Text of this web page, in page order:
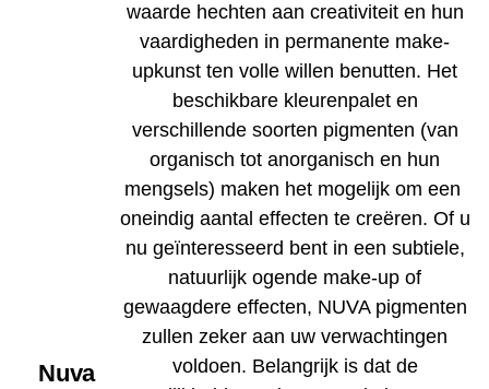
Nuva
waarde hechten aan creativiteit en hun
vaardigheden in permanente make-
upkunst ten volle willen benutten. Het
beschikbare kleurenpalet en
verschillende soorten pigmenten (van
organisch tot anorganisch en hun
mengsels) maken het mogelijk om een ​​
oneindig aantal effecten te creëren. Of u
nu geïnteresseerd bent in een subtiele,
natuurlijk ogende make-up of
gewaagdere effecten, NUVA pigmenten
zullen zeker aan uw verwachtingen
voldoen. Belangrijk is dat de